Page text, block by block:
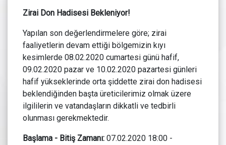
Zirai Don Hadisesi Bekleniyor!
Yapılan son değerlendirmelere göre; zirai
faaliyetlerin devam ettiği bölgemizin kıyı
kesimlerde 08.02.2020 cumartesi günü hafif,
09.02.2020 pazar ve 10.02.2020 pazartesi günleri
hafif yükseklerinde orta şiddette zirai don hadisesi
beklendiğinden başta üreticilerimiz olmak üzere
ilgililerin ve vatandaşların dikkatli ve tedbirli
olunması gerekmektedir.
Başlama - Bitiş Zamanı: 07.02.2020 18:00 -